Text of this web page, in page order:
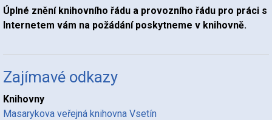
Úplné znění knihovního řádu a provozního řádu pro práci s
Internetem vám na požádání poskytneme v knihovně.
Zajímavé odkazy
Knihovny
Masarykova veřejná knihovna Vsetín